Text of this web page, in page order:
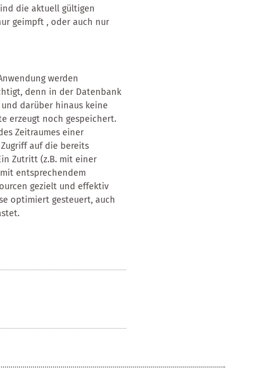
die aktuell gültigen
geimpft , oder auch nur
werden
denn in der Datenbank
darüber hinaus keine
erzeugt noch gespeichert.
Zeitraumes einer
auf die bereits
Zutritt (z.B. mit einer
entsprechendem
gezielt und effektiv
optimiert gesteuert, auch